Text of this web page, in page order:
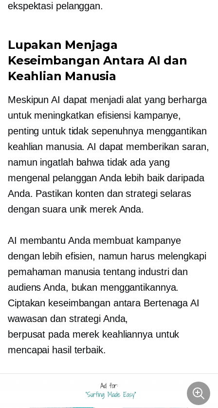
ekspektasi pelanggan.
Lupakan Menjaga
Keseimbangan Antara AI dan
Keahlian Manusia
Meskipun AI dapat menjadi alat yang berharga
untuk meningkatkan efisiensi kampanye,
penting untuk tidak sepenuhnya menggantikan
keahlian manusia. AI dapat memberikan saran,
namun ingatlah bahwa tidak ada yang
mengenal pelanggan Anda lebih baik daripada
Anda. Pastikan konten dan strategi selaras
dengan suara unik merek Anda.
AI membantu Anda membuat kampanye
dengan lebih efisien, namun harus melengkapi
pemahaman manusia tentang industri dan
audiens Anda, bukan menggantikannya.
Ciptakan keseimbangan antara Bertenaga AI
wawasan dan strategi Anda,
berpusat pada merek keahliannya untuk
mencapai hasil terbaik.